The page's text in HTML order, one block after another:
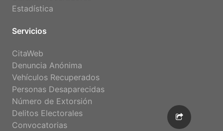
Estadística
Servicios
CitaWeb
Denuncia Anónima
Vehículos Recuperados
Personas Desaparecidas
Número de Extorsión
Delitos Electorales
Convocatorias